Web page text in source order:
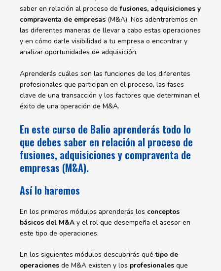
saber en relación al proceso de fusiones, adquisiciones y
compraventa de empresas (M&A). Nos adentraremos en
las diferentes maneras de llevar a cabo estas operaciones
y en cómo darle visibilidad a tu empresa o encontrar y
analizar oportunidades de adquisición.
Aprenderás cuáles son las funciones de los diferentes
profesionales que participan en el proceso, las fases
clave de una transacción y los factores que determinan el
éxito de una operación de M&A.
En este curso de Balio aprenderás todo lo
que debes saber en relación al proceso de
fusiones, adquisiciones y compraventa de
empresas (M&A).
Así lo haremos
En los primeros módulos aprenderás los conceptos
básicos del M&A y el rol que desempeña el asesor en
este tipo de operaciones.
En los siguientes módulos descubrirás quétipo de
operaciones de M&A existen y los profesionales que